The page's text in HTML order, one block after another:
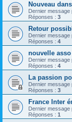
Nouveau
Dernier message
Réponses : 3
Retour
Dernier message
Réponses : 4
nouvelle
Dernier message
Réponses : 4
La passion
Dernier message
Réponses : 3
France Inter
Dernier message
Réponses : 1